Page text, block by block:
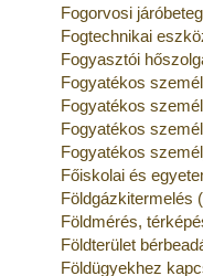
Fogorvosi
Fogtechnikai
Fogyasztói
Fogyatékos
Fogyatékos
Fogyatékos
Fogyatékos
Főiskolai és
Földgázkitermelés
Földmérés,
Földterület
Földügyekhez